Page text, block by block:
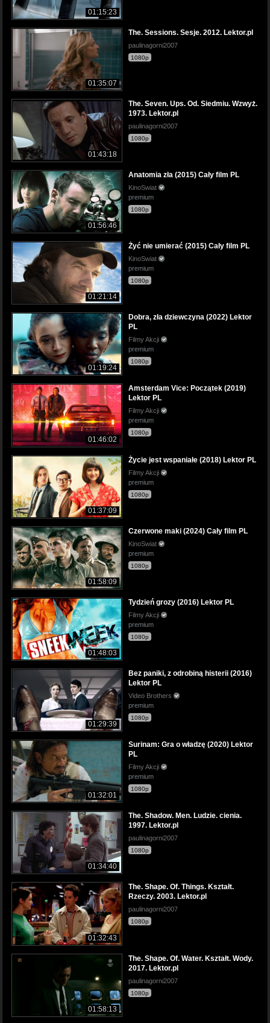
01:15:23
01:35:07
The. Sessions. Sesje. 2012. Lektor.pl
paulinagorni2007
1080p
01:43:18
The. Seven. Ups. Od. Siedmiu. Wzwyż.
1973. Lektor.pl
paulinagorni2007
1080p
01:56:46
Anatomia zła (2015) Cały film PL
KinoSwiat
premium
1080p
01:21:14
Żyć nie umierać (2015) Cały film PL
KinoSwiat
premium
1080p
01:19:24
Dobra, zła dziewczyna (2022) Lektor
PL
Filmy Akcji
premium
1080p
01:46:02
Amsterdam Vice: Początek (2019)
Lektor PL
Filmy Akcji
premium
1080p
01:37:09
Życie jest wspaniałe (2018) Lektor PL
Filmy Akcji
premium
1080p
01:58:09
Czerwone maki (2024) Cały film PL
KinoSwiat
premium
1080p
01:48:03
Tydzień grozy (2016) Lektor PL
Filmy Akcji
premium
1080p
01:29:39
Bez paniki, z odrobiną histerii (2016)
Lektor PL
Video Brothers
premium
1080p
01:32:01
Surinam: Gra o władzę (2020) Lektor
PL
Filmy Akcji
premium
1080p
01:34:40
The. Shadow. Men. Ludzie. cienia.
1997. Lektor.pl
paulinagorni2007
1080p
01:32:43
The. Shape. Of. Things. Kształt.
Rzeczy. 2003. Lektor.pl
paulinagorni2007
1080p
01:58:13
The. Shape. Of. Water. Kształt. Wody.
2017. Lektor.pl
paulinagorni2007
1080p